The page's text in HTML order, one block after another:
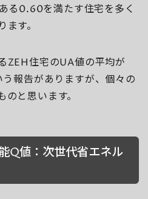
る0.60を満たす住宅を多く
す。
ZEH住宅のUA値の平均が
報告がありますが、個々の
と思います。
Q値：次世代省エネル